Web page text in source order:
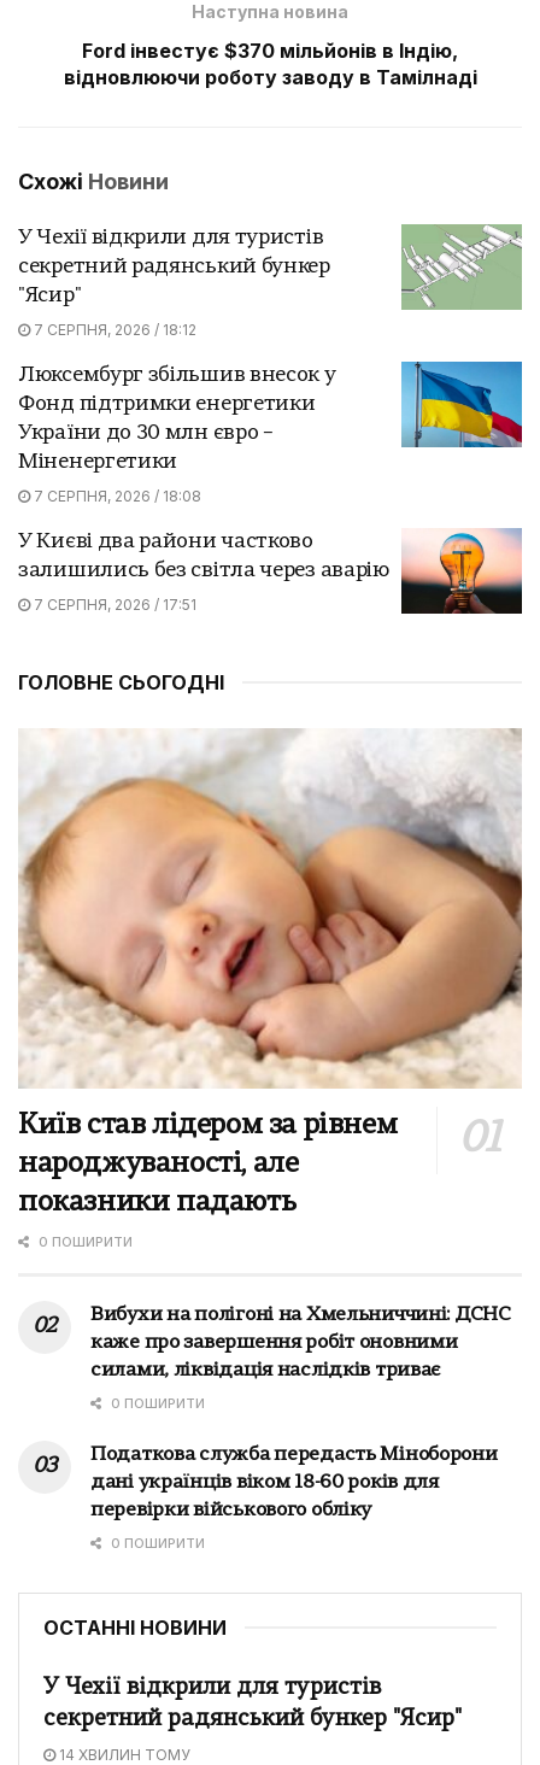
Наступна новина
Ford інвестує $370 мільйонів в Індію,
відновлюючи роботу заводу в Тамілнаді
Схожі Новини
У Чехії відкрили для туристів
секретний радянський бункер
"Ясир"
7 СЕРПНЯ, 2026 / 18:12
Люксембург збільшив внесок у
Фонд підтримки енергетики
України до 30 млн євро –
Міненергетики
7 СЕРПНЯ, 2026 / 18:08
У Києві два райони частково
залишились без світла через аварію
7 СЕРПНЯ, 2026 / 17:51
ГОЛОВНЕ СЬОГОДНІ
Київ став лідером за рівнем
народжуваності, але
показники падають
0 ПОШИРИТИ
Вибухи на полігоні на Хмельниччині: ДСНС
каже про завершення робіт оновними
силами, ліквідація наслідків триває
0 ПОШИРИТИ
Податкова служба передасть Міноборони
дані українців віком 18-60 років для
перевірки військового обліку
0 ПОШИРИТИ
ОСТАННІ НОВИНИ
У Чехії відкрили для туристів
секретний радянський бункер "Ясир"
14 ХВИЛИН ТОМУ